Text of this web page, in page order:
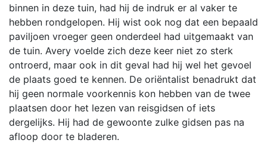
binnen in deze tuin, had hij de indruk er al vaker te
hebben rondgelopen. Hij wist ook nog dat een bepaald
paviljoen vroeger geen onderdeel had uitgemaakt van
de tuin. Avery voelde zich deze keer niet zo sterk
ontroerd, maar ook in dit geval had hij wel het gevoel
de plaats goed te kennen. De oriëntalist benadrukt dat
hij geen normale voorkennis kon hebben van de twee
plaatsen door het lezen van reisgidsen of iets
dergelijks. Hij had de gewoonte zulke gidsen pas na
afloop door te bladeren.